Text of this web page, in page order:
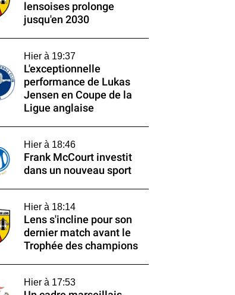
lensoises prolonge
jusqu'en 2030
Hier à 19:37
L'exceptionnelle
performance de Lukas
Jensen en Coupe de la
Ligue anglaise
Hier à 18:46
Frank McCourt investit
dans un nouveau sport
Hier à 18:14
Lens s'incline pour son
dernier match avant le
Trophée des champions
Hier à 17:53